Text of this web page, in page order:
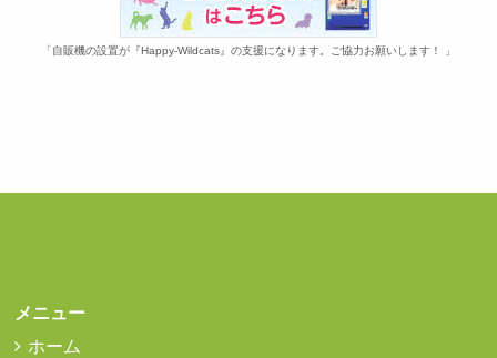
「自販機の設置が『Happy-Wildcats』の支援になります。ご協力お願いします！ 」
メニュー
ホーム